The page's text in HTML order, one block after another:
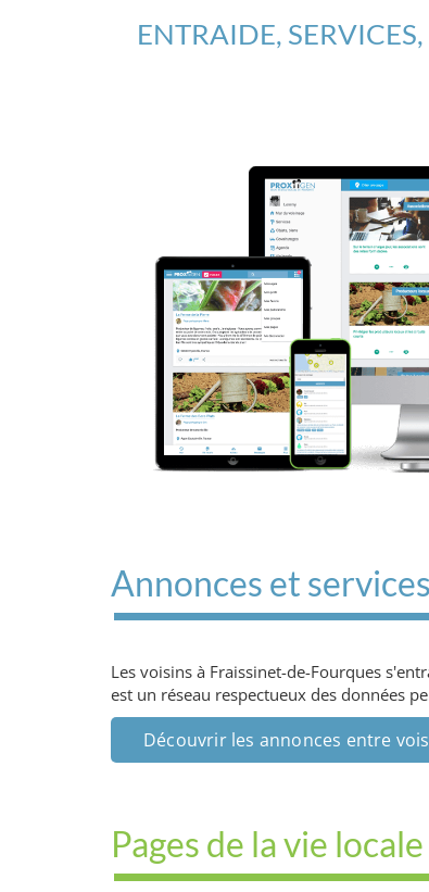
ENTRAIDE,
Annonces et
Les voisins à Fraissinet-de-Fourques
est un réseau respectueux des données
Découvrir les annonces entre
Pages de la vie